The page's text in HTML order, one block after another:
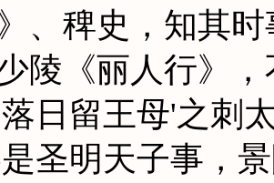
》、稗史，知其
陵《丽人行》
日留王母'之刺
圣明天子事，